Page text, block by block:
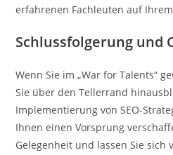
erfahrenen Fachleuten auf
Schlussfolgerung und
Wenn Sie im „War for Talents“
Sie über den Tellerrand
Implementierung von SEO-
Ihnen einen Vorsprung
Gelegenheit und lassen Sie sich